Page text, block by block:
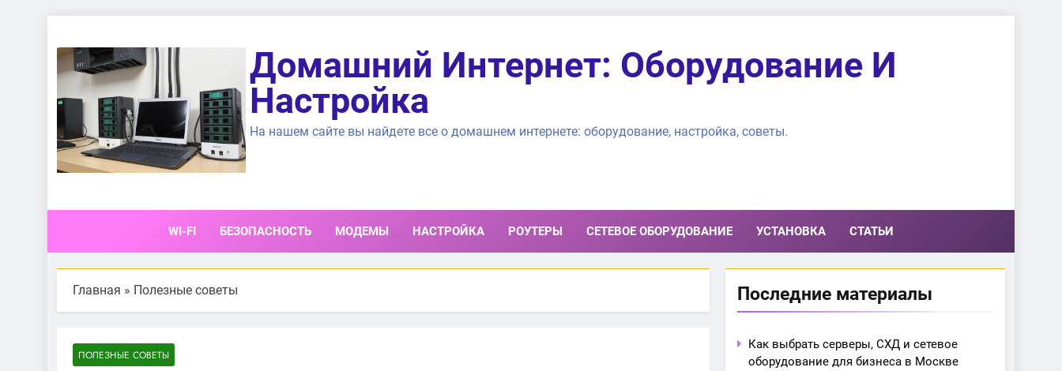
содержимому
Домашний Интернет: Оборудование И
Настройка
На нашем сайте вы найдете все о домашнем интернете: оборудование, настройка, советы.
WI-FI БЕЗОПАСНОСТЬ МОДЕМЫ НАСТРОЙКА РОУТЕРЫ СЕТЕВОЕ ОБОРУДОВАНИЕ УСТАНОВКА СТАТЬИ
Главная » Полезные советы
ПОЛЕЗНЫЕ СОВЕТЫ
Последние материалы
Как выбрать серверы, СХД и сетевое
оборудование для бизнеса в Москве